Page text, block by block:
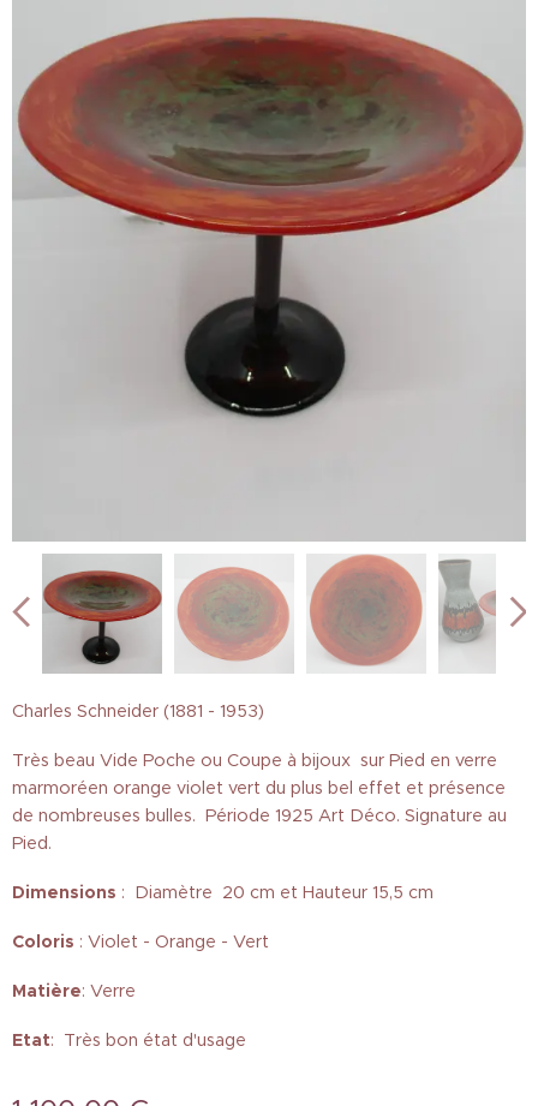
Charles Schneider (1881 - 1953)
Très beau Vide Poche ou Coupe à bijoux sur Pied en verre
marmoréen orange violet vert du plus bel effet et présence
de nombreuses bulles. Période 1925 Art Déco. Signature au
Pied.
Dimensions : Diamètre 20 cm et Hauteur 15,5 cm
Coloris : Violet - Orange - Vert
Matière: Verre
Etat: Très bon état d'usage